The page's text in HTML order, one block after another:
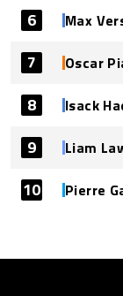
6 Max
7 Oscar
8 Isack
9 Liam
10 Pierre